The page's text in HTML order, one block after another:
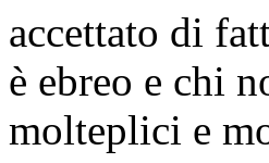
accettato di
è ebreo e chi
molteplici e